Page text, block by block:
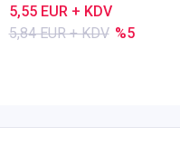
5,84 EUR + KDV %5
5,55 EUR + KDV